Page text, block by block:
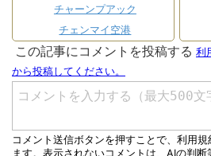
チャーンプアック
チェンマイ空港